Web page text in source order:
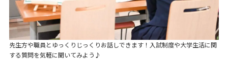
先生方や職員とゆっくりじっくりお話しできます！入試制度や大学生活に関
する質問を気軽に聞いてみよう♪